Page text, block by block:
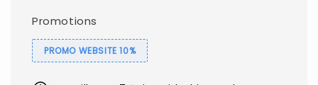
Promotions
PROMO WEBSITE 10%